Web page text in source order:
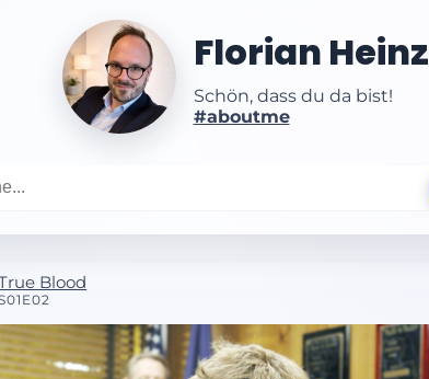
Florian Heinz
Schön, dass du da bist!
#aboutme
Blood